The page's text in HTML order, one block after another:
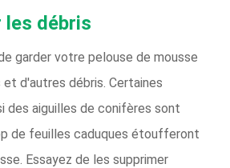
les débris
garder votre pelouse de mousse
d'autres débris. Certaines
des aiguilles de conifères sont
de feuilles caduques étoufferont
Essayez de les supprimer